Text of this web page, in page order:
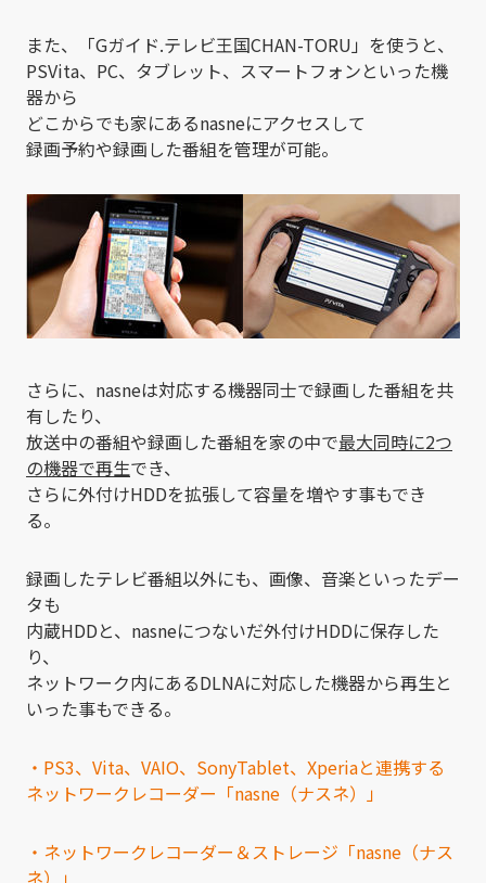
また、「Gガイド.テレビ王国CHAN-TORU」を使うと、
PSVita、PC、タブレット、スマートフォンといった機
器から
どこからでも家にあるnasneにアクセスして
録画予約や録画した番組を管理が可能。
さらに、nasneは対応する機器同士で録画した番組を共
有したり、
放送中の番組や録画した番組を家の中で最大同時に2つ
の機器で再生でき、
さらに外付けHDDを拡張して容量を増やす事もでき
る。
録画したテレビ番組以外にも、画像、音楽といったデー
タも
内蔵HDDと、nasneにつないだ外付けHDDに保存した
り、
ネットワーク内にあるDLNAに対応した機器から再生と
いった事もできる。
・PS3、Vita、VAIO、SonyTablet、Xperiaと連携する
ネットワークレコーダー「nasne（ナスネ）」
・ネットワークレコーダー＆ストレージ「nasne（ナス
ネ）」